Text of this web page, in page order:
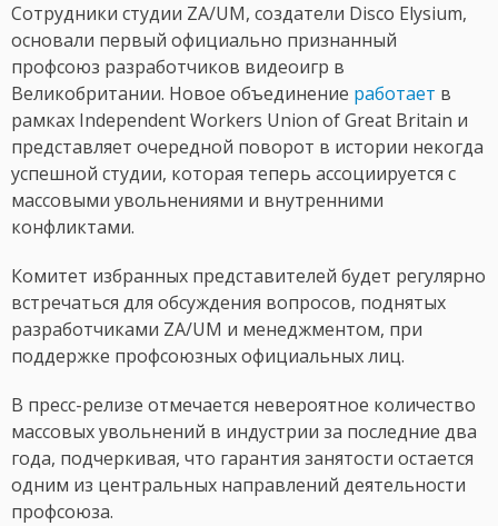
Сотрудники студии ZA/UM, создатели Disco Elysium,
основали первый официально признанный
профсоюз разработчиков видеоигр в
Великобритании. Новое объединение работает в
рамках Independent Workers Union of Great Britain и
представляет очередной поворот в истории некогда
успешной студии, которая теперь ассоциируется с
массовыми увольнениями и внутренними
конфликтами.
Комитет избранных представителей будет регулярно
встречаться для обсуждения вопросов, поднятых
разработчиками ZA/UM и менеджментом, при
поддержке профсоюзных официальных лиц.
В пресс-релизе отмечается невероятное количество
массовых увольнений в индустрии за последние два
года, подчеркивая, что гарантия занятости остается
одним из центральных направлений деятельности
профсоюза.